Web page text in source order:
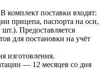
комплект поставки входят:
прицепа, паспорта на оси,
Предоставляется
для постановки на учёт
изготовления.
— 12 месяцев со дня